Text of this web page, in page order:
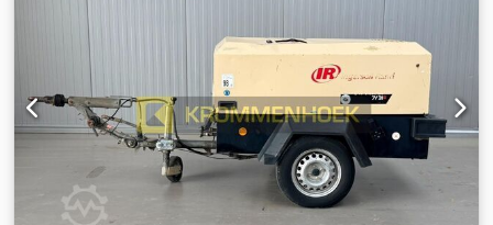
Fabrikant: Kaeser Model: Mobilair M17 Staat: NIEUW
Bedrijfsdruk: max. 15 bar Volumestroom: 1,0 m³/min
Motor: Honda GX 630 benzinemotor Motorvermogen: 15,5
kW Tankinhoud: 20 liter benzine Persluchtaansluiting: 1 x
G 1/2 Bedrijfsgewicht: 205 kg Transportframe: met
beugelgrepen Uitrusting: Persluchtnakoeler DLA (A) &
condensafscheider incl. aansluitslangen Startsyteem:
Elektrische start Highlights & Uitrusting: - Compacte
hogedrukcompressor voor veelzijdige bouwtoepassingen -
Honda benzinemotor – krachtig & betrouwbaar - 15 bar